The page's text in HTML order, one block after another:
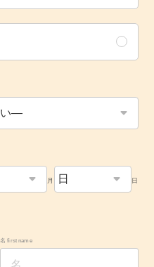
月 日
名 first name